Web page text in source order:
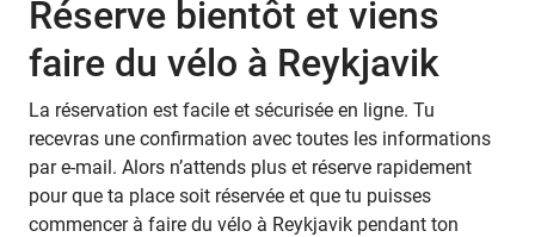
Réserve bientôt et viens
faire du vélo à Reykjavik
La réservation est facile et sécurisée en ligne. Tu
recevras une confirmation avec toutes les informations
par e-mail. Alors n’attends plus et réserve rapidement
pour que ta place soit réservée et que tu puisses
commencer à faire du vélo à Reykjavik pendant ton